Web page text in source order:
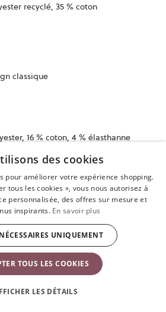
recyclé, 35 % coton
classique
16 % coton, 4 % élasthanne
votre bébé
des cookies
pour améliorer votre expérience shopping.
tous les cookies », vous nous autorisez à
personnalisée, des offres sur mesure et
inspirants. En savoir plus
TOUS LES COOKIES
UNIQUEMENT
LES DÉTAILS